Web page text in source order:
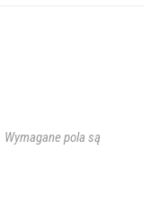
Wymagane pola są